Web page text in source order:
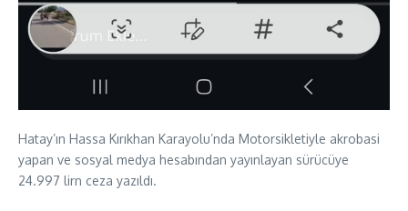
Hatay’ın Hassa Kırıkhan Karayolu’nda Motorsikletiyle akrobasi
yapan ve sosyal medya hesabından yayınlayan sürücüye
24.997 lirn ceza yazıldı.